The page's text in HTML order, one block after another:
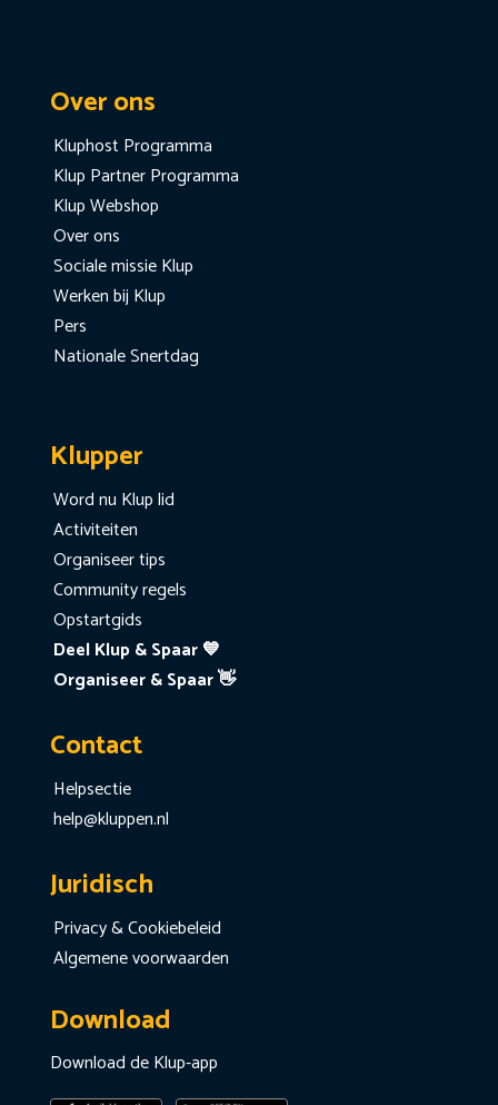
Over ons
Kluphost Programma
Klup Partner Programma
Klup Webshop
Over ons
Sociale missie Klup
Werken bij Klup
Pers
Nationale Snertdag
Klupper
Word nu Klup lid
Activiteiten
Organiseer tips
Community regels
Opstartgids
Deel Klup & Spaar 💙
Organiseer & Spaar 👋
Contact
Helpsectie
help@kluppen.nl
Juridisch
Privacy & Cookiebeleid
Algemene voorwaarden
Download
Download de Klup-app